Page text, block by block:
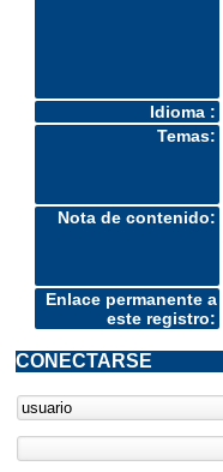
Idioma :
Temas:
Nota de contenido:
Enlace permanente a
este registro:
CONECTARSE